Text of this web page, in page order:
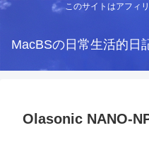
このサイトはアフィ
MacBSの日常生活的日
Olasonic NANO-